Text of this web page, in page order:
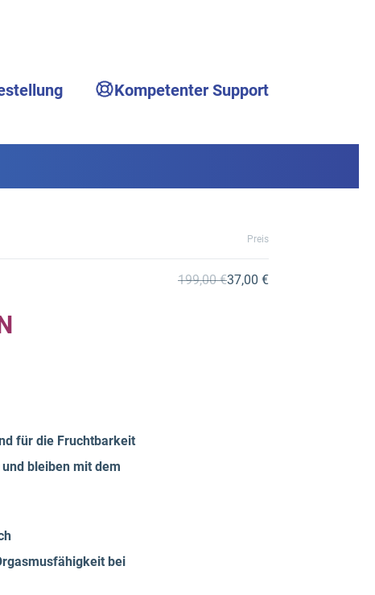
Kompetenter Support
Preis
für die Fruchtbarkeit
bleiben mit dem
bei
199,00 €37,00 €